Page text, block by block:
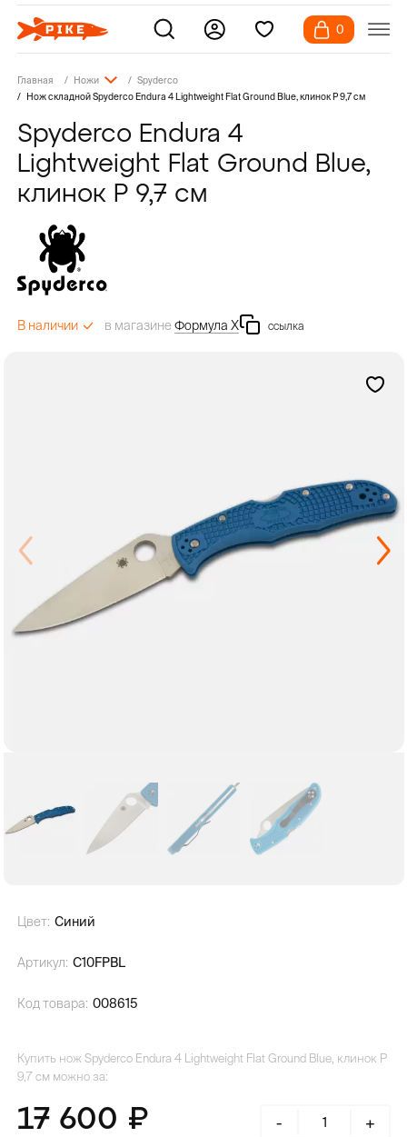
0
Главная Ножи
Spyderco
Нож складной Spyderco Endura 4 Lightweight Flat Ground Blue, клинок P 9,7 см
Spyderco Endura 4
Lightweight Flat Ground Blue,
клинок P 9,7 см
В наличии в магазинеФормула Х ссылка
Цвет: Синий
Артикул: C10FPBL
Код товара: 008615
Купить нож Spyderco Endura 4 Lightweight Flat Ground Blue, клинок P
9,7 см можно за:
17 600 - +